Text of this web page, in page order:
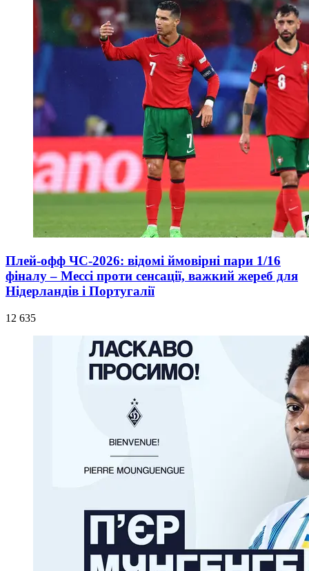
Плей-офф ЧС-2026: відомі ймовірні пари 1/16
фіналу – Мессі проти сенсації, важкий жереб для
Нідерландів і Португалії
12 635